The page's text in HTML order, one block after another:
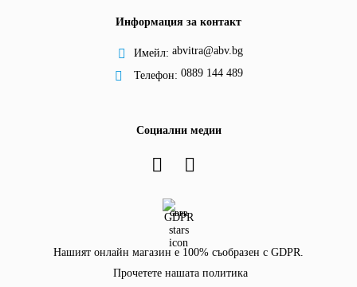
Информация за контакт
Имейл: abvitra@abv.bg
Телефон: 0889 144 489
Социални медии
GDPR
Нашият онлайн магазин е 100% съобразен с GDPR.
Прочетете нашата политика